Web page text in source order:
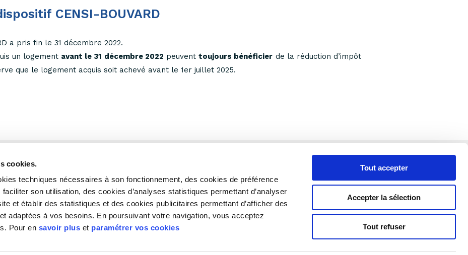
cookies.
techniques nécessaires à son fonctionnement, des cookies de préférence
son utilisation, des cookies d’analyses statistiques permettant d’analyser
et établir des statistiques et des cookies publicitaires permettant d’afficher des
adaptées à vos besoins. En poursuivant votre navigation, vous acceptez
Pour en savoir plus et paramétrer vos cookies
Tout accepter
Accepter la sélection
Tout refuser
CENSI-BOUVARD
a pris fin le 31 décembre 2022.
un logement avant le 31 décembre 2022 peuventtoujours bénéficier de la réduction d’impôt
que le logement acquis soit achevé avant le 1er juillet 2025.
Recrutement Espace partenaire Espace client